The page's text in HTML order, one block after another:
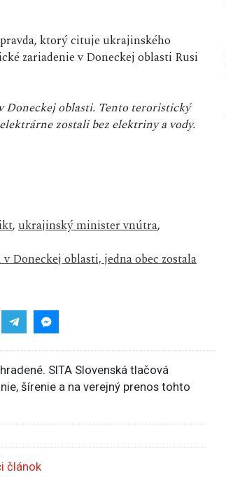
ktorý cituje ukrajinského
zariadenie v Doneckej oblasti Rusi
Doneckej oblasti. Tento teroristický
zostali bez elektriny a vody.
,ukrajinský minister vnútra,
Doneckej oblasti, jedna obec zostala
SITA Slovenská tlačová
šírenie a na verejný prenos tohto
článok